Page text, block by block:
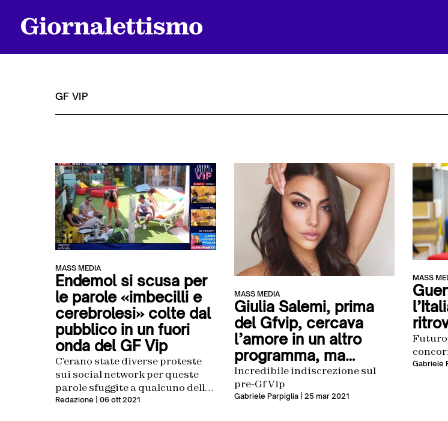
Chi siamo
Contatti
GF VIP
MASS MEDIA
Endemol si scusa per
le parole «imbecilli e
cerebrolesi» colte dal
pubblico in un fuori
onda del GF Vip
C’erano state diverse proteste
sui social network per queste
parole sfuggite a qualcuno della
produzione
Redazione | 06 ott 2021
MASS MEDIA
Giulia Salemi, prima
del Gfvip, cercava
l’amore in un altro
programma, ma…
Incredibile indiscrezione sul
pre-Gf Vip
Gabriele Parpiglia| 25 mar 2021
MASS
Futuro
Gabriele